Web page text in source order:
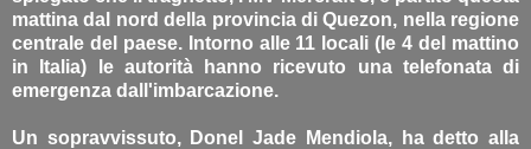
mattina dal nord della provincia di Quezon, nella regione
centrale del paese. Intorno alle 11 locali (le 4 del mattino
in Italia) le autorità hanno ricevuto una telefonata di
emergenza dall'imbarcazione.
Un sopravvissuto, Donel Jade Mendiola, ha detto alla